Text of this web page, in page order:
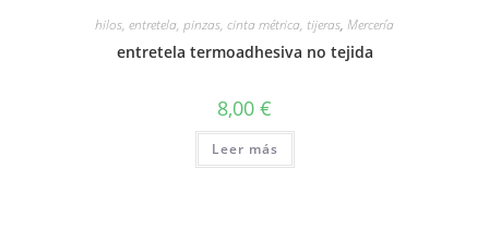
hilos, entretela, pinzas, cinta métrica, tijeras, Mercería
entretela termoadhesiva no tejida
8,00 €
Leer más